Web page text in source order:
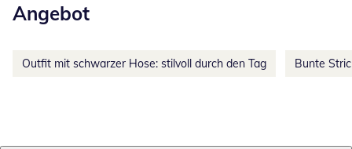
Angebot
Outfit mit schwarzer Hose: stilvoll durch den Tag Bunte